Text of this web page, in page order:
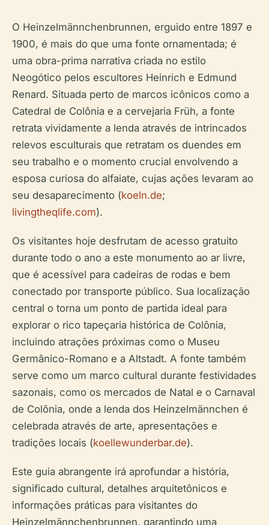
O Heinzelmännchenbrunnen, erguido entre 1897 e
1900, é mais do que uma fonte ornamentada; é
uma obra-prima narrativa criada no estilo
Neogótico pelos escultores Heinrich e Edmund
Renard. Situada perto de marcos icônicos como a
Catedral de Colônia e a cervejaria Früh, a fonte
retrata vividamente a lenda através de intrincados
relevos esculturais que retratam os duendes em
seu trabalho e o momento crucial envolvendo a
esposa curiosa do alfaiate, cujas ações levaram ao
seu desaparecimento (koeln.de;
livingtheqlife.com).
Os visitantes hoje desfrutam de acesso gratuito
durante todo o ano a este monumento ao ar livre,
que é acessível para cadeiras de rodas e bem
conectado por transporte público. Sua localização
central o torna um ponto de partida ideal para
explorar o rico tapeçaria histórica de Colônia,
incluindo atrações próximas como o Museu
Germânico-Romano e a Altstadt. A fonte também
serve como um marco cultural durante festividades
sazonais, como os mercados de Natal e o Carnaval
de Colônia, onde a lenda dos Heinzelmännchen é
celebrada através de arte, apresentações e
tradições locais (koellewunderbar.de).
Este guia abrangente irá aprofundar a história,
significado cultural, detalhes arquitetônicos e
informações práticas para visitantes do
Heinzelmännchenbrunnen, garantindo uma